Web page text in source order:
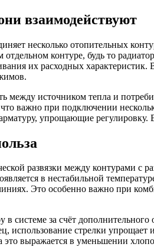
взаимодействуют
несколько отопительных
контуре, будь то
их расходных
между источником тепла и
важно при подключении
упрощающие регулировку.
развязки между контурами
в нестабильной
Это особенно важно при
системе за счёт
использование стрелки
выражается в уменьшении